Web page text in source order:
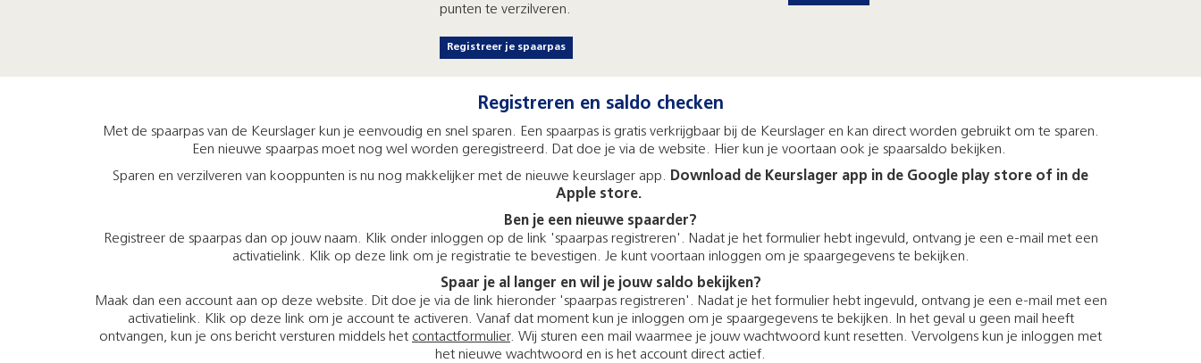
punten te verzilveren.
Registreer je spaarpas
Registreren en saldo checken
Met de spaarpas van de Keurslager kun je eenvoudig en snel sparen. Een spaarpas is gratis verkrijgbaar bij de Keurslager en kan direct worden gebruikt om te sparen.
Een nieuwe spaarpas moet nog wel worden geregistreerd. Dat doe je via de website. Hier kun je voortaan ook je spaarsaldo bekijken.
Sparen en verzilveren van kooppunten is nu nog makkelijker met de nieuwe keurslager app. Download de Keurslager app in de Google play store of in de
Apple store.
Ben je een nieuwe spaarder?
Registreer de spaarpas dan op jouw naam. Klik onder inloggen op de link 'spaarpas registreren'. Nadat je het formulier hebt ingevuld, ontvang je een e-mail met een
activatielink. Klik op deze link om je registratie te bevestigen. Je kunt voortaan inloggen om je spaargegevens te bekijken.
Spaar je al langer en wil je jouw saldo bekijken?
Maak dan een account aan op deze website. Dit doe je via de link hieronder 'spaarpas registreren'. Nadat je het formulier hebt ingevuld, ontvang je een e-mail met een
activatielink. Klik op deze link om je account te activeren. Vanaf dat moment kun je inloggen om je spaargegevens te bekijken. In het geval u geen mail heeft
ontvangen, kun je ons bericht versturen middels het contactformulier. Wij sturen een mail waarmee je jouw wachtwoord kunt resetten. Vervolgens kun je inloggen met
het nieuwe wachtwoord en is het account direct actief.